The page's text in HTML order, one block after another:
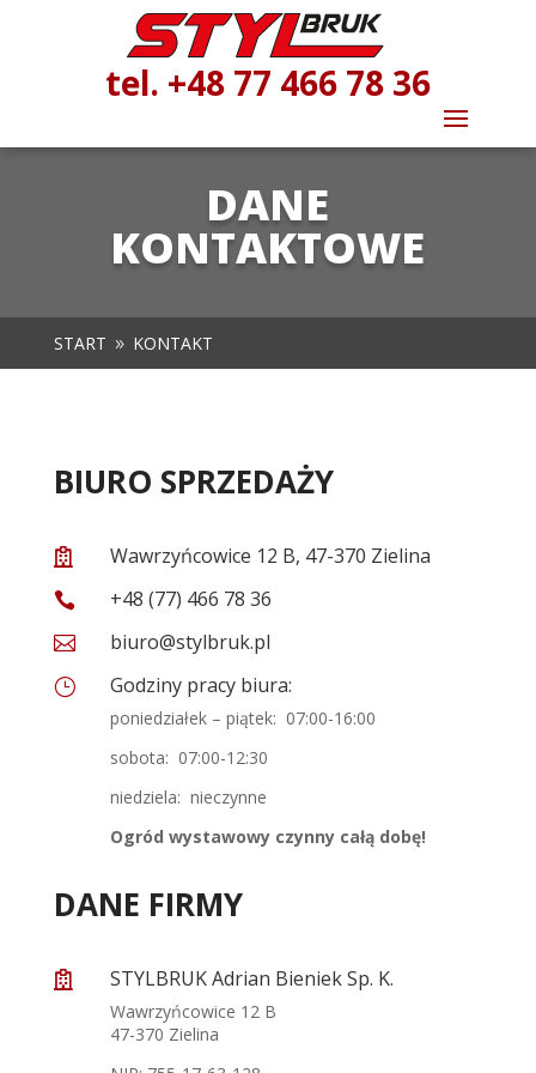
tel. +48 77 466 78 36
DANE
KONTAKTOWE
START 9 KONTAKT
BIURO SPRZEDAŻY
 Wawrzyńcowice 12 B, 47-370 Zielina
 +48 (77) 466 78 36
 biuro@stylbruk.pl
} Godziny pracy biura:
poniedziałek – piątek: 07:00-16:00
sobota: 07:00-12:30
niedziela: nieczynne
Ogród wystawowy czynny całą dobę!
DANE FIRMY
 STYLBRUK Adrian Bieniek Sp. K.
Wawrzyńcowice 12 B
47-370 Zielina